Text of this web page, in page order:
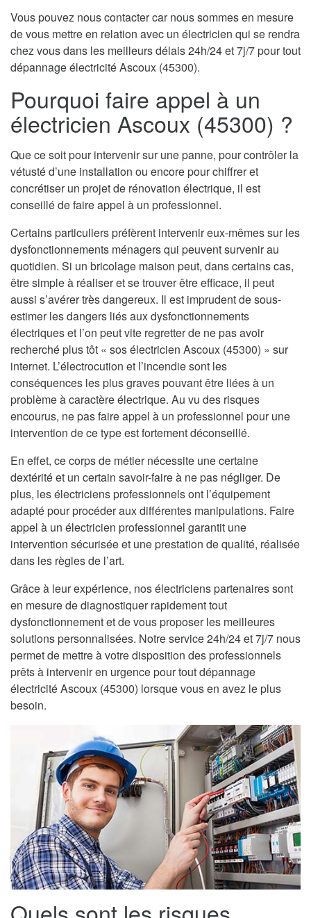
Vous pouvez nous contacter car nous sommes en mesure
de vous mettre en relation avec un électricien qui se rendra
chez vous dans les meilleurs délais 24h/24 et 7j/7 pour tout
dépannage électricité Ascoux (45300).
Pourquoi faire appel à un
électricien Ascoux (45300) ?
Que ce soit pour intervenir sur une panne, pour contrôler la
vétusté d’une installation ou encore pour chiffrer et
concrétiser un projet de rénovation électrique, il est
conseillé de faire appel à un professionnel.
Certains particuliers préfèrent intervenir eux-mêmes sur les
dysfonctionnements ménagers qui peuvent survenir au
quotidien. Si un bricolage maison peut, dans certains cas,
être simple à réaliser et se trouver être efficace, il peut
aussi s’avérer très dangereux. Il est imprudent de sous-
estimer les dangers liés aux dysfonctionnements
électriques et l’on peut vite regretter de ne pas avoir
recherché plus tôt « sos électricien Ascoux (45300) » sur
internet. L’électrocution et l’incendie sont les
conséquences les plus graves pouvant être liées à un
problème à caractère électrique. Au vu des risques
encourus, ne pas faire appel à un professionnel pour une
intervention de ce type est fortement déconseillé.
En effet, ce corps de métier nécessite une certaine
dextérité et un certain savoir-faire à ne pas négliger. De
plus, les électriciens professionnels ont l’équipement
adapté pour procéder aux différentes manipulations. Faire
appel à un électricien professionnel garantit une
intervention sécurisée et une prestation de qualité, réalisée
dans les règles de l’art.
Grâce à leur expérience, nos électriciens partenaires sont
en mesure de diagnostiquer rapidement tout
dysfonctionnement et de vous proposer les meilleures
solutions personnalisées. Notre service 24h/24 et 7j/7 nous
permet de mettre à votre disposition des professionnels
prêts à intervenir en urgence pour tout dépannage
électricité Ascoux (45300) lorsque vous en avez le plus
besoin.